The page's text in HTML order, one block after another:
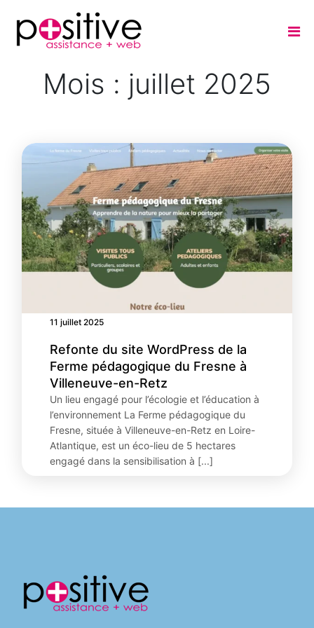
Mois : juillet 2025
11 juillet 2025
Refonte du site WordPress de la
Ferme pédagogique du Fresne à
Villeneuve-en-Retz
Un lieu engagé pour l’écologie et l’éducation à
l’environnement La Ferme pédagogique du
Fresne, située à Villeneuve-en-Retz en Loire-
Atlantique, est un éco-lieu de 5 hectares
engagé dans la sensibilisation à